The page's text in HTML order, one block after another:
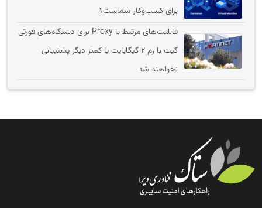
برای کسب‌وکار شماست؟
قابلیت‌های مرتبط با Proxy برای دستگاه‌های فورتی
گیت با رم 2 گیگابایت یا کمتر دیگر پشتیبانی
نخواهند شد